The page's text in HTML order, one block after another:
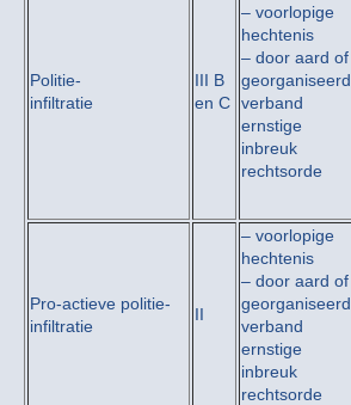
Politie-
infiltratie
III B
en C
– voorlopige
hechtenis
– door aard of
georganiseerd
verband
ernstige
inbreuk
rechtsorde
Pro-actieve politie-
infiltratie
II
– voorlopige
hechtenis
– door aard of
georganiseerd
verband
ernstige
inbreuk
rechtsorde